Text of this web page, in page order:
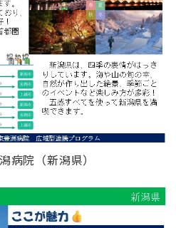
病院（新潟県）